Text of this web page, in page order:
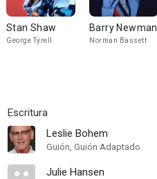
Stan Shaw
George Tyrell
Barry Newman
Norman Bassett
Escritura
Leslie Bohem
Guión, Guión Adaptado
Julie Hansen